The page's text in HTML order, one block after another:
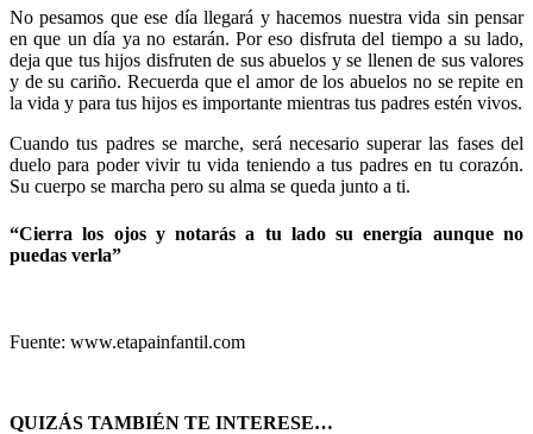
No pesamos que ese día llegará y hacemos nuestra vida sin pensar
en que un día ya no estarán. Por eso disfruta del tiempo a su lado,
deja que tus hijos disfruten de sus abuelos y se llenen de sus valores
y de su cariño. Recuerda que el amor de los abuelos no se repite en
la vida y para tus hijos es importante mientras tus padres estén vivos.
Cuando tus padres se marche, será necesario superar las fases del
duelo para poder vivir tu vida teniendo a tus padres en tu corazón.
Su cuerpo se marcha pero su alma se queda junto a ti.
“Cierra los ojos y notarás a tu lado su energía aunque no
puedas verla”
Fuente: www.etapainfantil.com
QUIZÁS TAMBIÉN TE INTERESE…